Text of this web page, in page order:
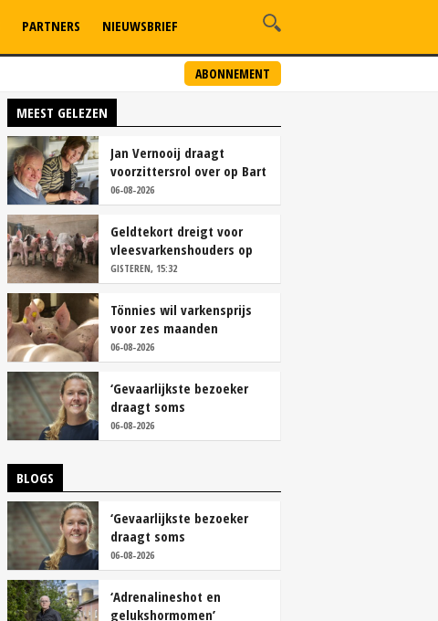
ABONNEMENT
PARTNERS NIEUWSBRIEF
MEEST GELEZEN
Jan Vernooij draagt
voorzittersrol over op Bart
Camps
06-08-2026
Geldtekort dreigt voor
vleesvarkenshouders op
vrije markt
GISTEREN, 15:32
Tönnies wil varkensprijs
voor zes maanden
vastleggen
06-08-2026
‘Gevaarlijkste bezoeker
draagt soms
overschoenen’
06-08-2026
BLOGS
‘Gevaarlijkste bezoeker
draagt soms
overschoenen’
06-08-2026
‘Adrenalineshot en
gelukshormomen’